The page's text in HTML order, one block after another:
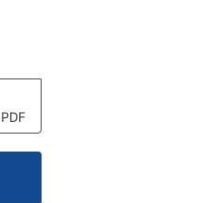
PDF